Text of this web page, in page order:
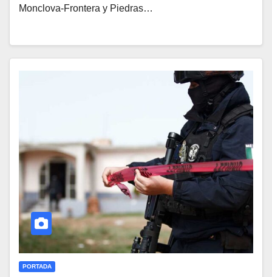
Monclova-Frontera y Piedras…
PORTADA